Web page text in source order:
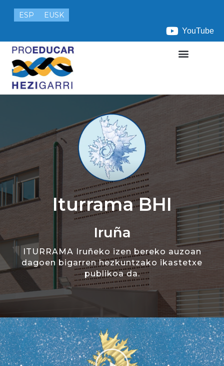
ESP EUSK
YouTube
Iturrama BHI
Iruña
ITURRAMA Iruñeko izen bereko auzoan
dagoen bigarren hezkuntzako ikastetxe
publikoa da.